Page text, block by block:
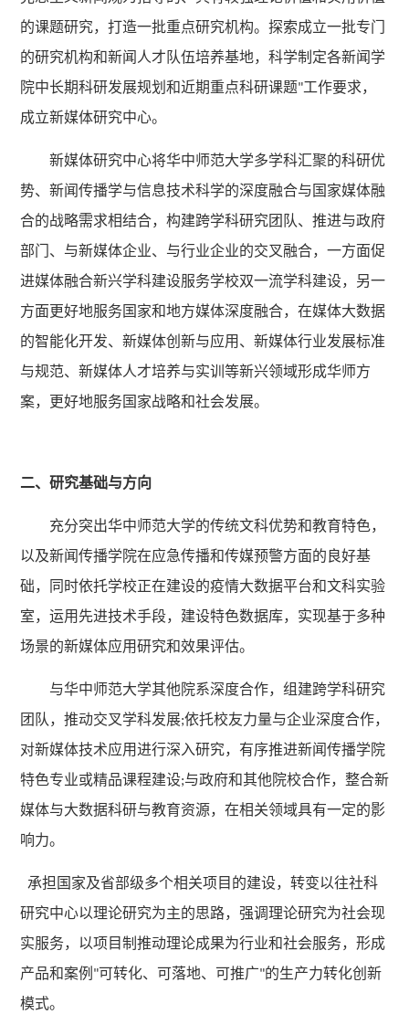
的课题研究，打造一批重点研究机构。探索成立一批专门
的研究机构和新闻人才队伍培养基地，科学制定各新闻学
院中长期科研发展规划和近期重点科研课题"工作要求，
成立新媒体研究中心。
新媒体研究中心将华中师范大学多学科汇聚的科研优
势、新闻传播学与信息技术科学的深度融合与国家媒体融
合的战略需求相结合，构建跨学科研究团队、推进与政府
部门、与新媒体企业、与行业企业的交叉融合，一方面促
进媒体融合新兴学科建设服务学校双一流学科建设，另一
方面更好地服务国家和地方媒体深度融合，在媒体大数据
的智能化开发、新媒体创新与应用、新媒体行业发展标准
与规范、新媒体人才培养与实训等新兴领域形成华师方
案，更好地服务国家战略和社会发展。
二、研究基础与方向
充分突出华中师范大学的传统文科优势和教育特色，
以及新闻传播学院在应急传播和传媒预警方面的良好基
础，同时依托学校正在建设的疫情大数据平台和文科实验
室，运用先进技术手段，建设特色数据库，实现基于多种
场景的新媒体应用研究和效果评估。
与华中师范大学其他院系深度合作，组建跨学科研究
团队，推动交叉学科发展;依托校友力量与企业深度合作，
对新媒体技术应用进行深入研究，有序推进新闻传播学院
特色专业或精品课程建设;与政府和其他院校合作，整合新
媒体与大数据科研与教育资源，在相关领域具有一定的影
响力。
承担国家及省部级多个相关项目的建设，转变以往社科
研究中心以理论研究为主的思路，强调理论研究为社会现
实服务，以项目制推动理论成果为行业和社会服务，形成
产品和案例 "可转化、可落地、可推广"的生产力转化创新
模式。